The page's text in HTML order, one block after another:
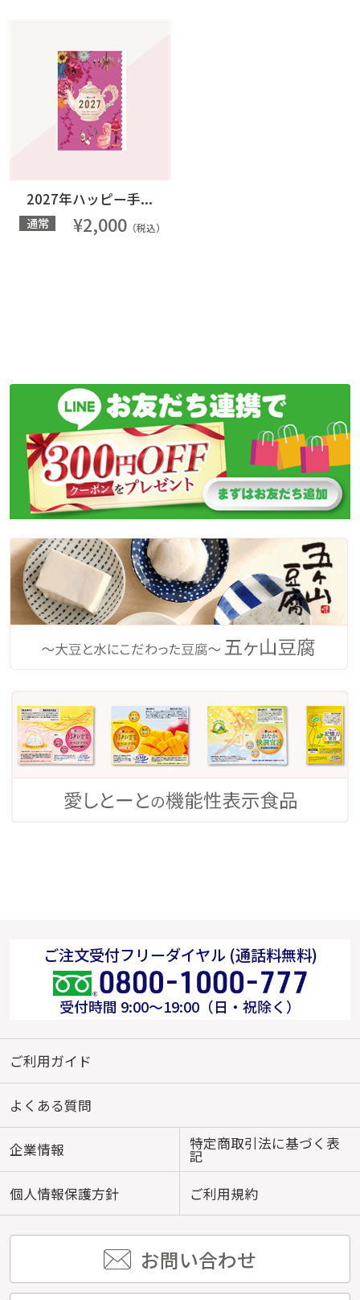
2027年ハッピー手...
通常 ¥2,000 （税込）
ご注文受付フリーダイヤル (通話料無料)
受付時間 9:00～19:00（日・祝除く）
ご利用ガイド
よくある質問
企業情報 特定商取引法に基づく表
記
個人情報保護方針
ご利用規約
お問い合わせ